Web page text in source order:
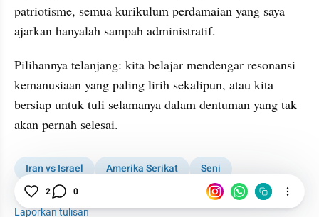
patriotisme, semua kurikulum perdamaian yang saya
ajarkan hanyalah sampah administratif.
Pilihannya telanjang: kita belajar mendengar resonansi
kemanusiaan yang paling lirih sekalipun, atau kita
bersiap untuk tuli selamanya dalam dentuman yang tak
akan pernah selesai.
Iran vs Israel Amerika Serikat
Seni
Perdamaian
Kemanusiaan
Laporkan tulisan
2 0